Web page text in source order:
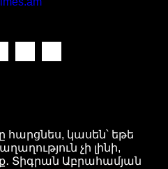
հարցնես, կասեն՝ եթե
չի լինի,
Տիգրան Աբրահամյան